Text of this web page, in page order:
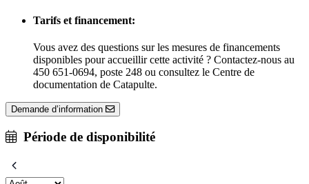
Tarifs et financement:
Vous avez des questions sur les mesures de financements
disponibles pour accueillir cette activité ? Contactez-nous au
450 651-0694, poste 248 ou consultez le Centre de
documentation de Catapulte.
Demande d’information
Période de disponibilité